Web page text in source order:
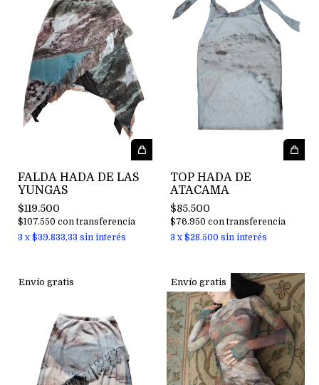
FALDA HADA DE LAS
YUNGAS
$119.500
$107.550 con transferencia
3 x $39.833,33 sin interés
TOP HADA DE
ATACAMA
$85.500
$76.950 con transferencia
3 x $28.500 sin interés
Envío gratis Envío gratis